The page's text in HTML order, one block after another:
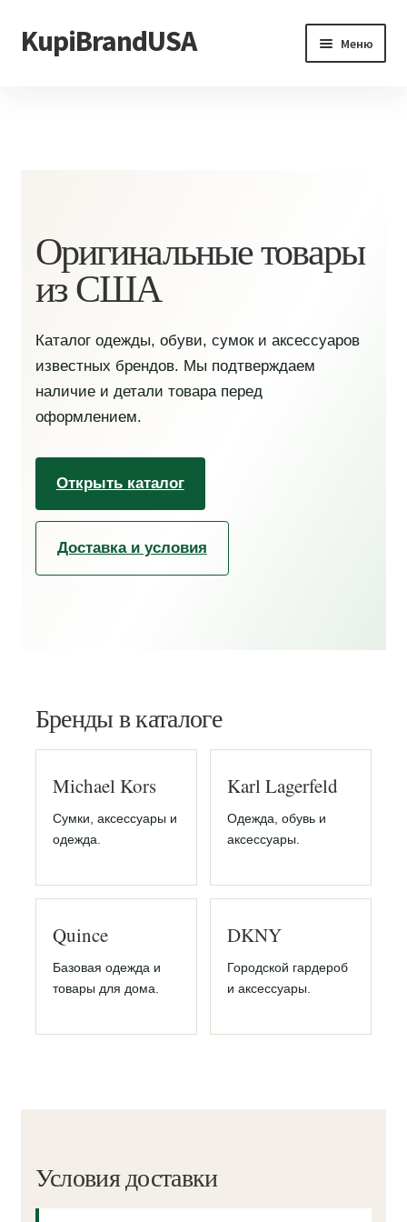
Перейти
к
Перейти
к
KupiBrandUSA Меню
Оригинальные товары
из США
Каталог одежды, обуви, сумок и аксессуаров
известных брендов. Мы подтверждаем
наличие и детали товара перед
оформлением.
Открыть каталог
Доставка и условия
Бренды в каталоге
Michael Kors
Сумки, аксессуары и
одежда.
Karl Lagerfeld
Одежда, обувь и
аксессуары.
Quince
Базовая одежда и
товары для дома.
DKNY
Городской гардероб
и аксессуары.
Условия доставки